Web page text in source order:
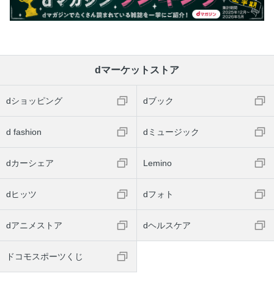
dマーケットストア
dショッピング dブック
d fashion dミュージック
dカーシェア Lemino
dヒッツ dフォト
dアニメストア dヘルスケア
ドコモスポーツくじ